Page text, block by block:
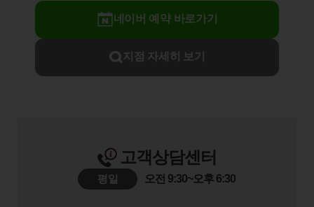
네이버 예약 바로가기
지점 자세히 보기
고객상담센터
평일 오전 9:30~오후 6:30